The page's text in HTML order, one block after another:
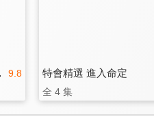
9.8
愛 特會精選 進入命定
全 4 集